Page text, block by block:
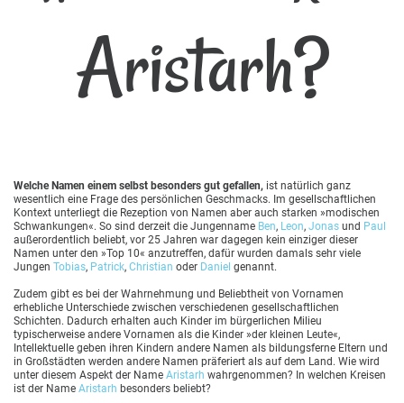
Aristarh?
Welche Namen einem selbst besonders gut gefallen, ist natürlich ganz
wesentlich eine Frage des persönlichen Geschmacks. Im gesellschaftlichen
Kontext unterliegt die Rezeption von Namen aber auch starken »modischen
Schwankungen«. So sind derzeit die Jungenname Ben, Leon, Jonas und Paul
außerordentlich beliebt, vor 25 Jahren war dagegen kein einziger dieser
Namen unter den »Top 10« anzutreffen, dafür wurden damals sehr viele
Jungen Tobias, Patrick, Christian oder Daniel genannt.
Zudem gibt es bei der Wahrnehmung und Beliebtheit von Vornamen
erhebliche Unterschiede zwischen verschiedenen gesellschaftlichen
Schichten. Dadurch erhalten auch Kinder im bürgerlichen Milieu
typischerweise andere Vornamen als die Kinder »der kleinen Leute«,
Intellektuelle geben ihren Kindern andere Namen als bildungsferne Eltern und
in Großstädten werden andere Namen präferiert als auf dem Land. Wie wird
unter diesem Aspekt der Name Aristarh wahrgenommen? In welchen Kreisen
ist der Name Aristarh besonders beliebt?